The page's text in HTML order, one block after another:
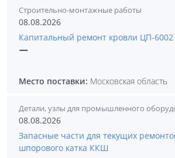
Строительно-монтажные работы
08.08.2026
Капитальный ремонт кровли ЦП-6002
—
Место поставки: Московская область
Детали, узлы для промышленного
08.08.2026
Запасные части для текущих
шпорового катка ККШ